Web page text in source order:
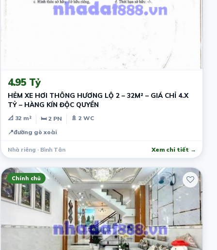
4.95 Tỷ
HẺM XE HƠI THÔNG HƯƠNG LỘ 2 – 32M² – GIÁ CHỈ 4.X
TỶ – HÀNG KÍN ĐỘC QUYỀN
📐 32 m² 🛏 2 PN
🚿 2 WC
📍đường gò xoài
Nhà riêng · Bình Tân Xem chi tiết →
Chính chủ